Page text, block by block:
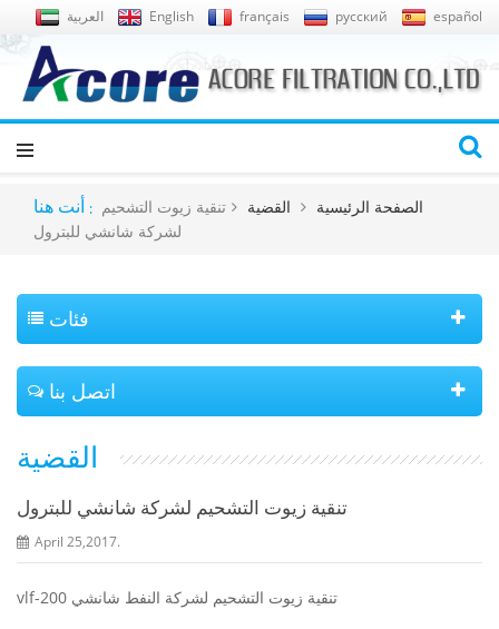
العربية English français русский español
أنت هنا : الصفحة الرئيسية القضية
تنقية زيوت التشحيم
لشركة شانشي للبترول
فئات
اتصل بنا
القضية
تنقية زيوت التشحيم لشركة شانشي للبترول
April 25,2017.
vlf-200 تنقية زيوت التشحيم لشركة النفط شانشي